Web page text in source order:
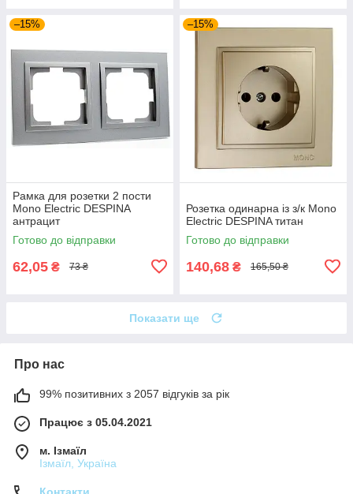
–15%
Рамка для розетки 2 пости
Mono Electric DESPINA
антрацит
Готово до відправки
62,05 ₴ 73 ₴
–15%
Розетка одинарна із з/к Mono
Electric DESPINA титан
Готово до відправки
140,68 ₴ 165,50 ₴
Показати ще
Про нас
99% позитивних з 2057 відгуків за рік
Працює з 05.04.2021
м. Ізмаїл
Ізмаїл, Україна